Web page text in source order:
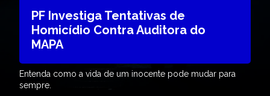
PF Investiga Tentativas de
Homicídio Contra Auditora do
MAPA
Entenda como a vida de um inocente pode mudar para
sempre.